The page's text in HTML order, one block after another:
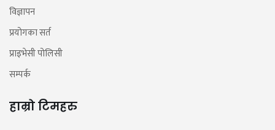
विज्ञापन
प्रयोगका सर्त
प्राइभेसी पोलिसी
सम्पर्क
हाम्रो टिमहरु